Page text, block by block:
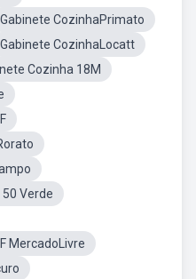
Gabinete CozinhaPrimato
Gabinete CozinhaLocatt
Cozinha 18M
50 Verde
MercadoLivre